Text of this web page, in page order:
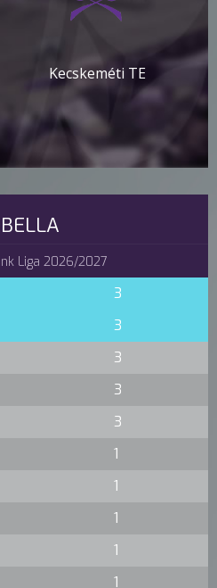
Kecskeméti TE
Liga 2026/2027
3
3
3
3
3
1
1
1
1
1